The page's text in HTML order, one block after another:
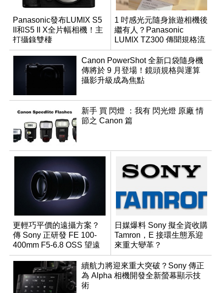
Panasonic發布LUMIX S5
II和S5 II X全片幅相機！主
打攝錄雙棲
1 吋感光元隨身旅遊相機後
繼有人？Panasonic
LUMIX TZ300 傳聞規格流
出
Canon PowerShot 全新口袋隨身機
傳將於 9 月登場！鏡頭規格與運算
攝影升級成為焦點
新手 買 閃燈 ：我有 閃光燈 原廠 情
節之 Canon 篇
更輕巧平價的遠攝方案？
傳 Sony 正研發 FE 100-
400mm F5-6.8 OSS 望遠
變焦鏡頭
日媒爆料 Sony 擬全資收購
Tamron，E 接環生態系迎
來重大變革？
續航力將迎來重大突破？Sony 傳正
為 Alpha 相機開發全新螢幕顯示技
術